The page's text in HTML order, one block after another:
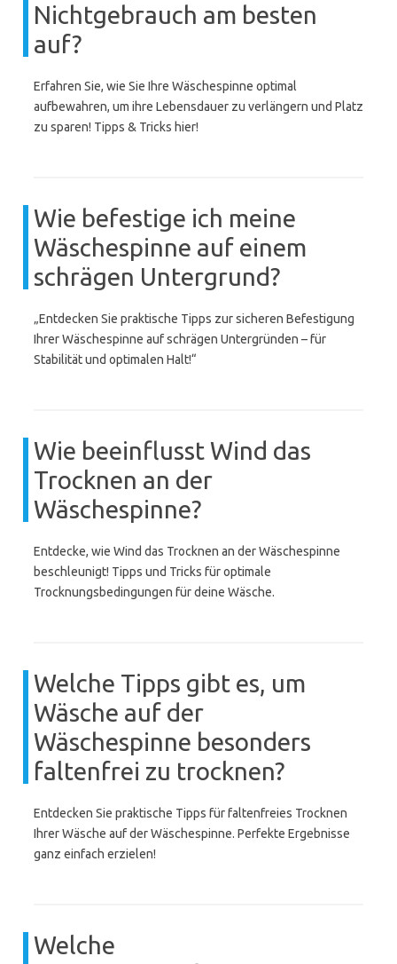
Nichtgebrauch am besten
auf?
Erfahren Sie, wie Sie Ihre Wäschespinne optimal
aufbewahren, um ihre Lebensdauer zu verlängern und Platz
zu sparen! Tipps & Tricks hier!
Wie befestige ich meine
Wäschespinne auf einem
schrägen Untergrund?
„Entdecken Sie praktische Tipps zur sicheren Befestigung
Ihrer Wäschespinne auf schrägen Untergründen – für
Stabilität und optimalen Halt!“
Wie beeinflusst Wind das
Trocknen an der
Wäschespinne?
Entdecke, wie Wind das Trocknen an der Wäschespinne
beschleunigt! Tipps und Tricks für optimale
Trocknungsbedingungen für deine Wäsche.
Welche Tipps gibt es, um
Wäsche auf der
Wäschespinne besonders
faltenfrei zu trocknen?
Entdecken Sie praktische Tipps für faltenfreies Trocknen
Ihrer Wäsche auf der Wäschespinne. Perfekte Ergebnisse
ganz einfach erzielen!
Welche